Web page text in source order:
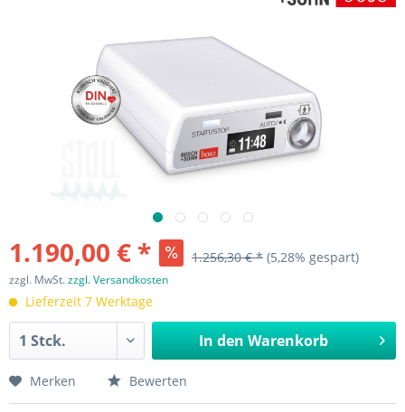
1.190,00 € * 1.256,30 € * (5,28% gespart)
zzgl. MwSt.zzgl. Versandkosten
Lieferzeit 7 Werktage
In den Warenkorb
Merken Bewerten